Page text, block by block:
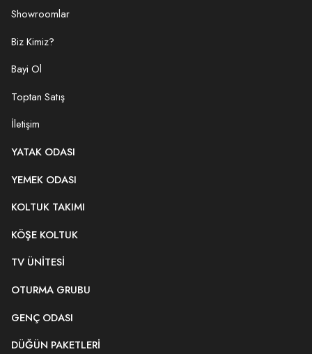
Showroomlar
Biz Kimiz?
Bayi Ol
Toptan Satış
İletişim
YATAK ODASI
YEMEK ODASI
KOLTUK TAKIMI
KÖŞE KOLTUK
TV ÜNITESI
OTURMA GRUBU
GENÇ ODASI
DÜĞÜN PAKETLERI